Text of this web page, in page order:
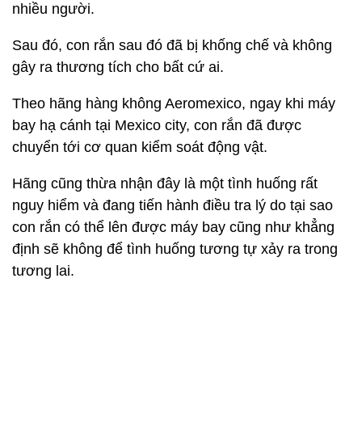
nhiều người.
Sau đó, con rắn sau đó đã bị khống chế và không
gây ra thương tích cho bất cứ ai.
Theo hãng hàng không Aeromexico, ngay khi máy
bay hạ cánh tại Mexico city, con rắn đã được
chuyển tới cơ quan kiểm soát động vật.
Hãng cũng thừa nhận đây là một tình huống rất
nguy hiểm và đang tiến hành điều tra lý do tại sao
con rắn có thể lên được máy bay cũng như khẳng
định sẽ không để tình huống tương tự xảy ra trong
tương lai.